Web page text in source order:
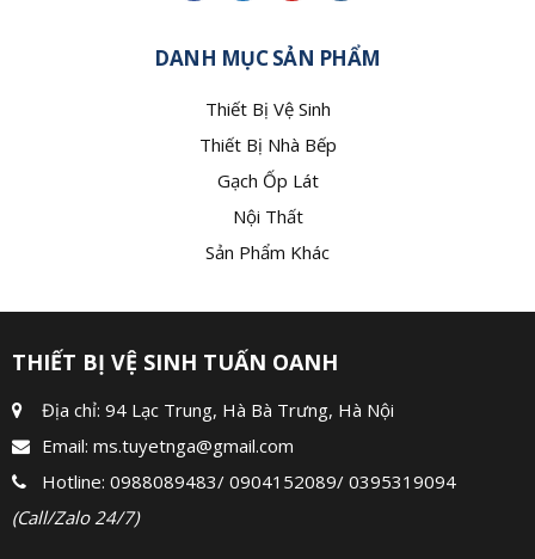
DANH MỤC SẢN PHẨM
Thiết Bị Vệ Sinh
Thiết Bị Nhà Bếp
Gạch Ốp Lát
Nội Thất
Sản Phẩm Khác
THIẾT BỊ VỆ SINH TUẤN OANH
Địa chỉ: 94 Lạc Trung, Hà Bà Trưng, Hà Nội
Email: ms.tuyetnga@gmail.com
Hotline: 0988089483/ 0904152089/ 0395319094
(Call/Zalo 24/7)